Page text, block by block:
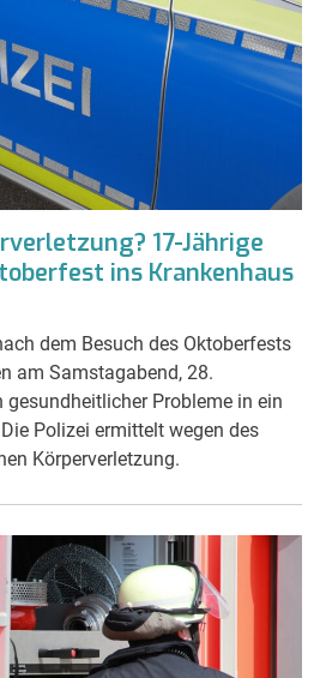
17-Jährige
ins Krankenhaus
dem Besuch des Oktoberfests
am Samstagabend, 28.
gesundheitlicher Probleme in ein
Polizei ermittelt wegen des
Körperverletzung.